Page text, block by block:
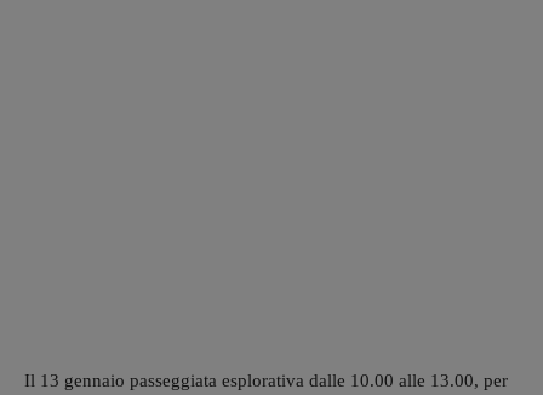
Il 13 gennaio passeggiata esplorativa dalle 10.00 alle 13.00, per